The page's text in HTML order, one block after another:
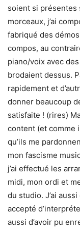
soient si présentes
morceaux, j’ai
fabriqué des
compos, au
piano/voix avec
brodaient dessus.
rapidement et
donner beaucoup
satisfaite ! (rires)
content (et comme
qu’ils me
mon fascisme
j’ai effectué les
midi, mon ordi et
du studio. J’ai
accepté
aussi d’avoir pu